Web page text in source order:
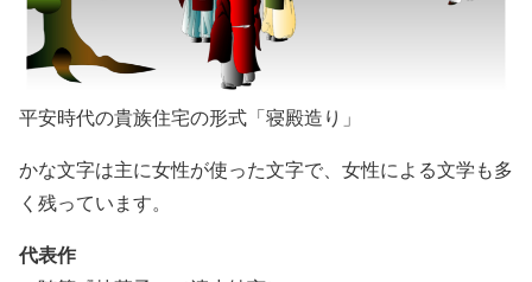
平安時代の貴族住宅の形式「寝殿造り」
かな文字は主に女性が使った文字で、女性による文学も多
く残っています。
代表作